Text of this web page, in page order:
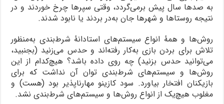
به صدها سال پیش برمی‌گردد، وقتی سپرها چرخ خوردند و در
نتیجه روستاها و شهرها جان به‌در بردند یا نابود شدند.
روش‌ها و همۀ انواع سیستم‌های استادانۀ شرط‌بندی به‌منظور
تلاش برای بردن بازی به‌کار رفته‌اند و حدس می‌زنید (بجنبید،
می‌توانید حدس بزنید) چه روی داده باشد؟ هیچ‌کدام از این
روش‌ها و سیستم‌های شرط‌بندی توان آن نداشت که برای
بازیکنان افتخار بیاورد. سود کازینو مهارناپذیر بود (هست) و
مغلوب هیچ‌یک از انواع روش‌ها و سیستم‌های شرط‌بندی نشد.